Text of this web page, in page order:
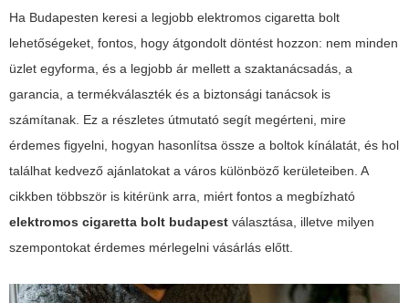
Ha Budapesten keresi a legjobb elektromos cigaretta bolt
lehetőségeket, fontos, hogy átgondolt döntést hozzon: nem minden
üzlet egyforma, és a legjobb ár mellett a szaktanácsadás, a
garancia, a termékválaszték és a biztonsági tanácsok is
számítanak. Ez a részletes útmutató segít megérteni, mire
érdemes figyelni, hogyan hasonlítsa össze a boltok kínálatát, és hol
találhat kedvező ajánlatokat a város különböző kerületeiben. A
cikkben többször is kitérünk arra, miért fontos a megbízható
elektromos cigaretta bolt budapest választása, illetve milyen
szempontokat érdemes mérlegelni vásárlás előtt.